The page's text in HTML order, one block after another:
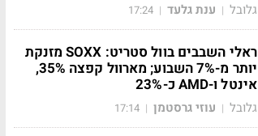
גלובל | ענת גלעד |
17:24
ראלי השבבים בוול סטריט: SOXX מזנקת
יותר מ-7% השבוע; מארוול קפצה 35%,
אינטל ו-AMD כ-23%
גלובל | עוזי גרסטמן |
17:14